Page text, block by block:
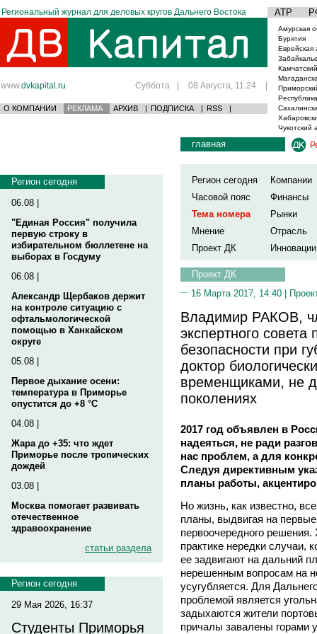
Региональный журнал для деловых кругов Дальнего Востока АТР
www.dvkapital.ru Суббота | 08 Августа, 11:24 |
О КОМПАНИИ РЕКЛАМА АРХИВ | ПОДПИСКА | RSS |
Амурская
Бурятия
Еврейская
Чукотский
Регион сегодня
06.08 |
"Единая Россия" получила
первую строку в
избирательном бюллетене на
выборах в Госдуму
06.08 |
Александр Щербаков держит
на контроле ситуацию с
офтальмологической
помощью в Ханкайском
округе
05.08 |
Первое дыхание осени:
температура в Приморье
опустится до +8 °C
04.08 |
Жара до +35: что ждет
Приморье после тропических
дождей
03.08 |
Москва помогает развивать
отечественное
здравоохранение
статьи раздела
Регион сегодня
29 Мая 2026, 16:37
Студенты Приморья
главная
Регион сегодня
Компании
Часовой пояс
Финансы
Тема номера
Рынки
Мнение
Отрасль
Проект ДК
Инновации
Проект ДК
16 Марта 2017, 14:40 |
Владимир РАКОВ,
экспертного совета
безопасности при
доктор
временщиками, не
поколениях
2017 год объявлен в
надеяться, не ради
нас проблем, а для
Следуя директивным
планы работы,
Но жизнь, как известно,
планы, выдвигая на
первоочередного решения.
практике нередки случаи,
ее задвигают на дальний
нерешенным вопросам на
усугубляется. Для
проблемой является
задыхаются жители
причалы завалены горами